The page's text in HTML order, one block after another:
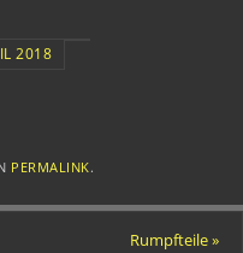
2018
PERMALINK.
Rumpfteile»